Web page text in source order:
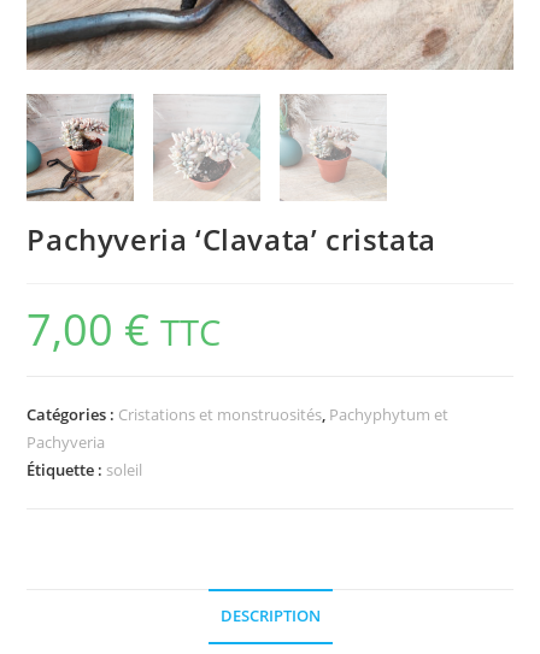
Pachyveria ‘Clavata’ cristata
7,00 € TTC
Catégories : Cristations et monstruosités, Pachyphytum et
Pachyveria
Étiquette : soleil
DESCRIPTION